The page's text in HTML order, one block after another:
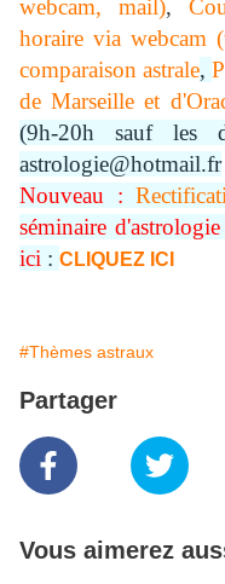
webcam, mail),
horaire via webcam
comparaison astrale,
de Marseille et
(9h-20h sauf les
astrologie@hotmail.fr
Nouveau :
séminaire
ici : CLIQUEZ ICI
#Thèmes astraux
Partager
Vous aimerez